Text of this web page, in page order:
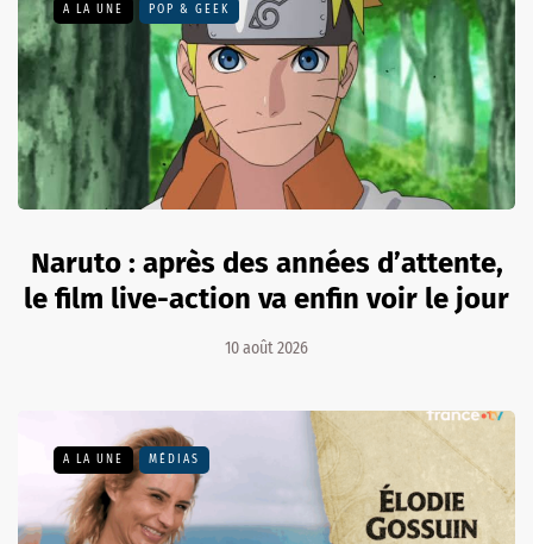
A LA UNE POP & GEEK
Naruto : après des années d’attente,
le film live-action va enfin voir le jour
10 août 2026
A LA UNE MÉDIAS